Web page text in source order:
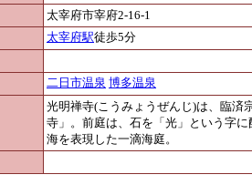
太宰府市宰府2-16-1
太宰府駅徒歩5分
二日市温泉 博多温泉
光明禅寺(こうみょうぜんじ)は、臨済
寺」。前庭は、石を「光」という字
海を表現した一滴海庭。